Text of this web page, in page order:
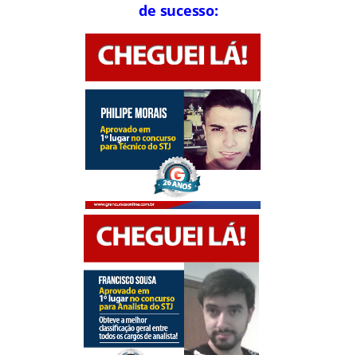
de sucesso: